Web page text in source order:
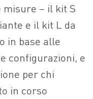
– il kit S
e il kit L da
in base alle
configurazioni, e
per chi
in corso